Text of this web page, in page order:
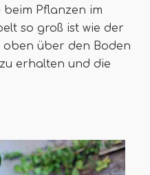
beim Pflanzen im
so groß ist wie der
oben über den Boden
erhalten und die